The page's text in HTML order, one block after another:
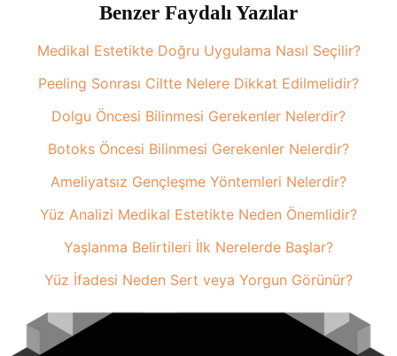
Benzer Faydalı Yazılar
Medikal Estetikte Doğru Uygulama Nasıl Seçilir?
Peeling Sonrası Ciltte Nelere Dikkat Edilmelidir?
Dolgu Öncesi Bilinmesi Gerekenler Nelerdir?
Botoks Öncesi Bilinmesi Gerekenler Nelerdir?
Ameliyatsız Gençleşme Yöntemleri Nelerdir?
Yüz Analizi Medikal Estetikte Neden Önemlidir?
Yaşlanma Belirtileri İlk Nerelerde Başlar?
Yüz İfadesi Neden Sert veya Yorgun Görünür?